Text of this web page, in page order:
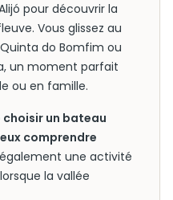
pour découvrir la
Vous glissez au
do Bomfim ou
un moment parfait
ou en famille.
choisir un bateau
comprendre
également une activité
la vallée